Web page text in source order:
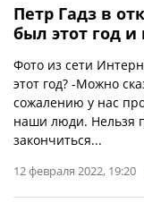
Петр Гадз в
был этот год
Фото из сети
этот год? -Можно
сожалению у нас
наши люди. Нельзя
закончиться...
12 февраля 2022, 19:20